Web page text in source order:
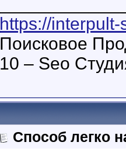
https://
Поисковое
10 – Seo
Способ легко